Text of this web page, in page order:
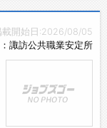
載開始日:2026/08/05
諏訪公共職業安定所